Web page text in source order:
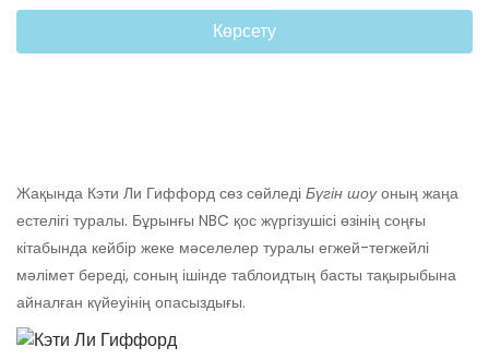
Көрсету
Жақында Кэти Ли Гиффорд сөз сөйледі Бүгін шоуоның жаңа
естелігі туралы. Бұрынғы NBC қос жүргізушісі өзінің соңғы
кітабында кейбір жеке мәселелер туралы егжей-тегжейлі
мәлімет береді, соның ішінде таблоидтың басты тақырыбына
айналған күйеуінің опасыздығы.